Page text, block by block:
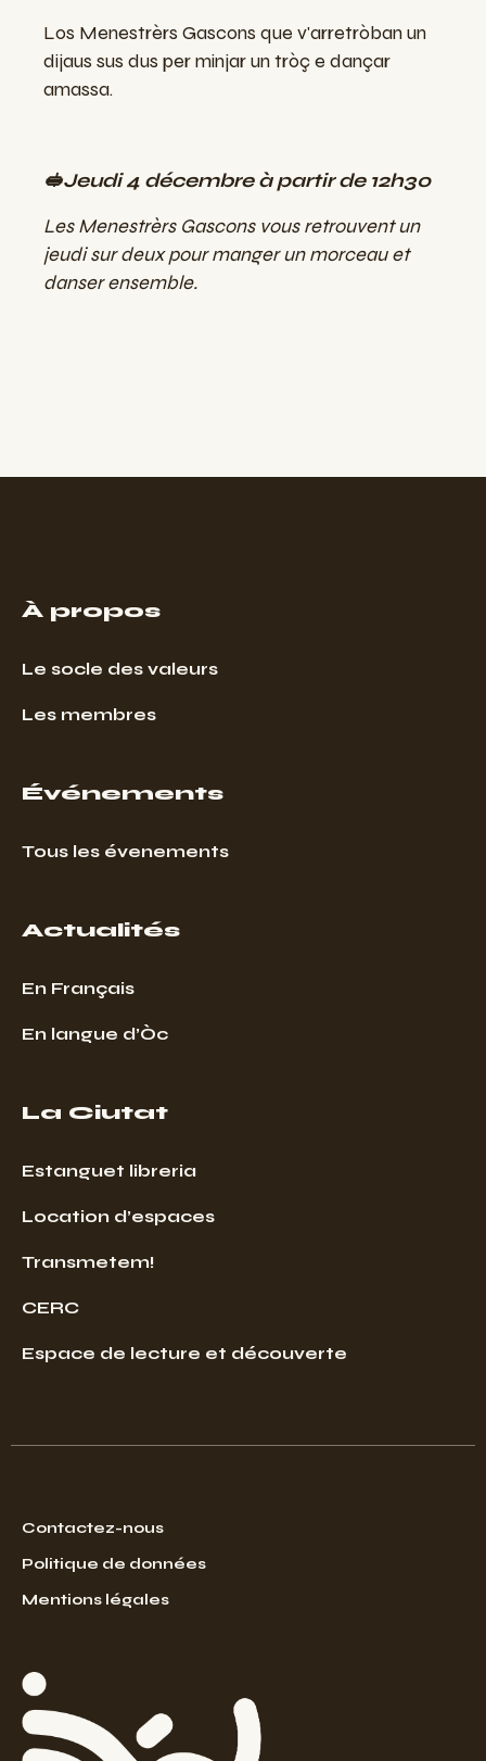
Los Menestrèrs Gascons que v'arretròban un
dijaus sus dus per minjar un tròç e dançar
amassa.
🥪Jeudi 4 décembre à partir de 12h30
Les Menestrèrs Gascons vous retrouvent un
jeudi sur deux pour manger un morceau et
danser ensemble.
À propos
Le socle des valeurs
Les membres
Événements
Tous les évenements
Actualités
En Français
En langue d’Òc
La Ciutat
Estanguet libreria
Location d’espaces
Transmetem!
CERC
Espace de lecture et découverte
Contactez-nous
Politique de données
Mentions légales